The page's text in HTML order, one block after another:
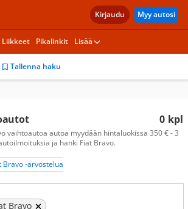
Kirjaudu Myy autosi
Liikkeet Pikalinkit Lisää
Tallenna haku
0 kpl
vaihtoautoa autoa myydään hintaluokissa 350 € - 3
ja hanki Fiat Bravo.
Bravo -arvostelua
Bravo